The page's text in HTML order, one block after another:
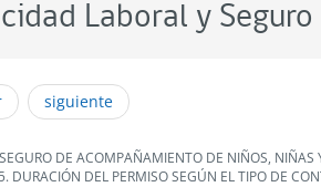
Laboral y Seguro
siguiente
DE ACOMPAÑAMIENTO DE NIÑOS, NIÑAS
5. DURACIÓN DEL PERMISO SEGÚN EL TIPO DE